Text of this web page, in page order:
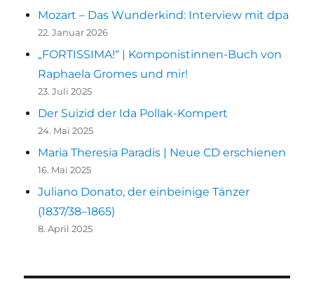
Mozart – Das Wunderkind: Interview mit dpa
22. Januar 2026
„FORTISSIMA!“ | Komponistinnen-Buch von
Raphaela Gromes und mir!
23. Juli 2025
Der Suizid der Ida Pollak-Kompert
24. Mai 2025
Maria Theresia Paradis | Neue CD erschienen
16. Mai 2025
Juliano Donato, der einbeinige Tänzer
(1837/38–1865)
8. April 2025